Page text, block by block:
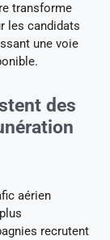
transforme
les candidats
une voie
des
aérien
recrutent